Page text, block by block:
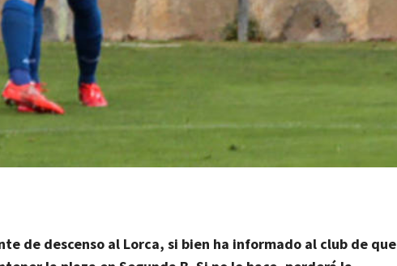
de descenso al Lorca, si bien ha informado al club de que